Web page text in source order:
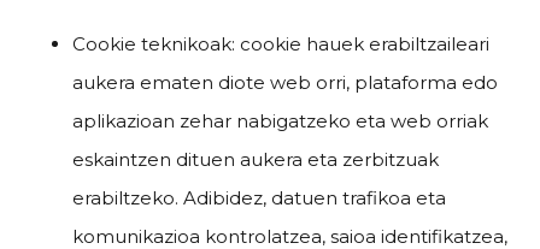
Cookie teknikoak: cookie hauek erabiltzaileari
aukera ematen diote web orri, plataforma edo
aplikazioan zehar nabigatzeko eta web orriak
eskaintzen dituen aukera eta zerbitzuak
erabiltzeko. Adibidez, datuen trafikoa eta
komunikazioa kontrolatzea, saioa identifikatzea,